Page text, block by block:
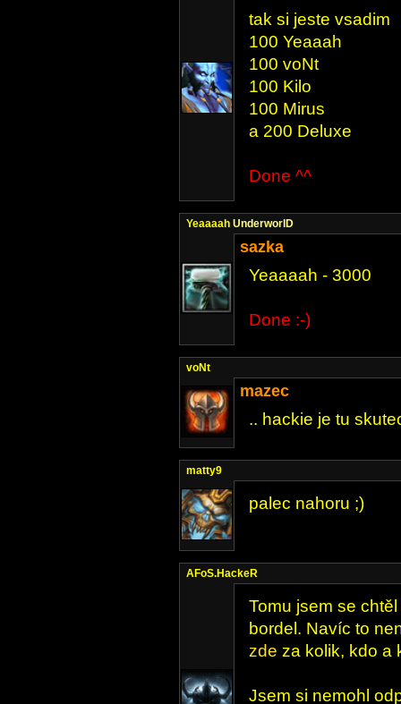
tak si jeste vsadim
100 Yeaaah
100 voNt
100 Kilo
100 Mirus
a 200 Deluxe
Done ^^
Yeaaaah UnderworlD
sazka
Yeaaaah - 3000
Done :-)
voNt
mazec
.. hackie je tu
matty9
palec nahoru ;)
AFoS.HackeR
Tomu jsem se
bordel. Navíc to
zde za kolik, kdo a
Jsem si nemohl